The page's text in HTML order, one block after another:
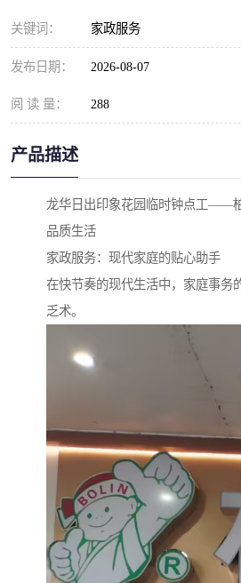
关键词： 家政服务
发布日期： 2026-08-07
阅 读 量： 288
产品描述
龙华日出印象花园临时钟点工——
品质生活
家政服务：现代家庭的贴心助手
在快节奏的现代生活中，家庭事务
乏术。